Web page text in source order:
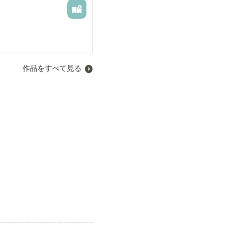
作品をすべて見る